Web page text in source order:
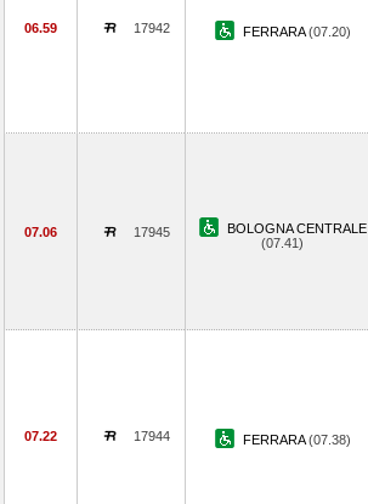
06.59 17942 FERRARA(07.20)
07.06 17945
BOLOGNA CENTRALE
(07.41)
07.22 17944 FERRARA(07.38)